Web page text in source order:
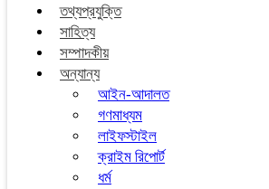
তথ্যপ্রযুক্তি
সাহিত্য
সম্পাদকীয়
অন্যান্য
আইন-আদালত
গণমাধ্যম
লাইফস্টাইল
ক্রাইম রিপোর্ট
ধর্ম